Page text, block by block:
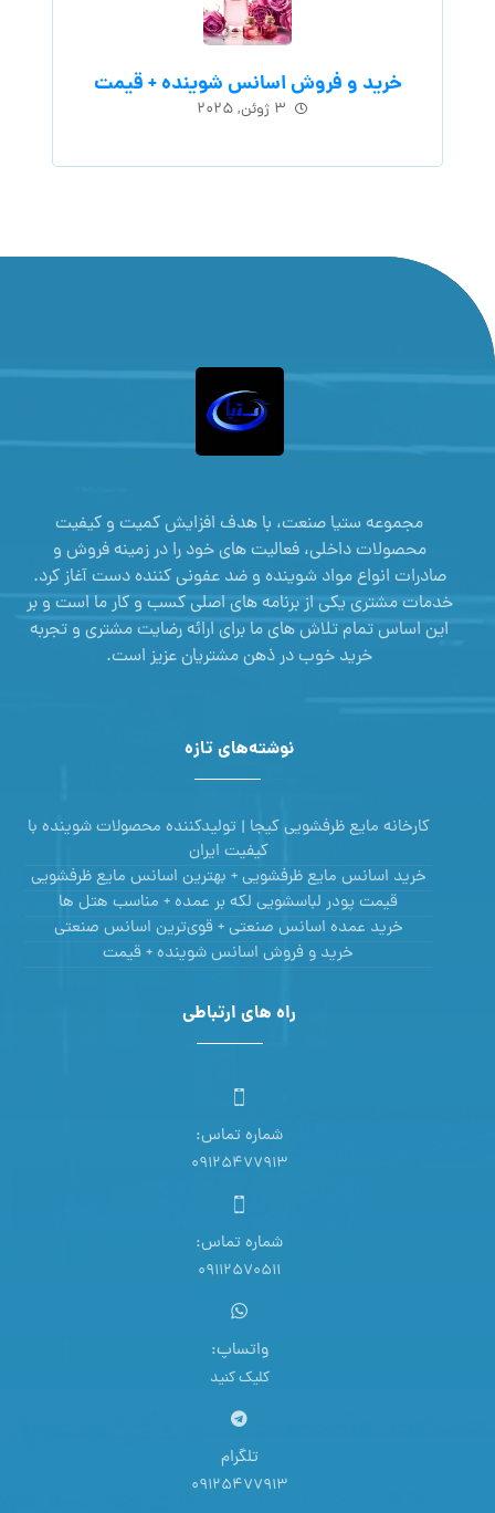
خرید و فروش اسانس شوینده + قیمت
۳ ژوئن, ۲۰۲۵
مجموعه ستیا صنعت، با هدف افزایش کمیت و کیفیت
محصولات داخلی، فعالیت های خود را در زمینه فروش و
صادرات انواع مواد شوینده و ضد عفونی کننده دست آغاز کرد.
خدمات مشتری یکی از برنامه های اصلی کسب و کار ما است و بر
این اساس تمام تلاش های ما برای ارائه رضایت مشتری و تجربه
خرید خوب در ذهن مشتریان عزیز است.
نوشته‌های تازه
کارخانه مایع ظرفشویی کیجا | تولیدکننده محصولات شوینده با
کیفیت ایران
خرید اسانس مایع ظرفشویی + بهترین اسانس مایع ظرفشویی
قیمت پودر لباسشویی لکه بر عمده + مناسب هتل ها
خرید عمده اسانس صنعتی + قوی‌ترین اسانس‌ صنعتی
خرید و فروش اسانس شوینده + قیمت
راه های ارتباطی
شماره تماس:
09125477913
شماره تماس:
09112570511
واتساپ:
کلیک کنید
تلگرام
09125477913